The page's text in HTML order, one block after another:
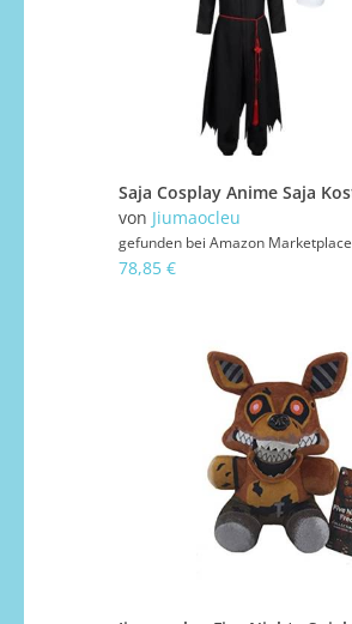
von Jiumaocleu
gefunden bei Amazon Marketplace
78,85 €